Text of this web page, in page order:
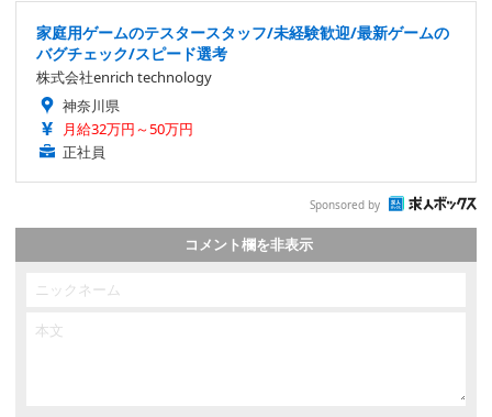
家庭用ゲームのテスタースタッフ/未経験歓迎/最新ゲームの
バグチェック/スピード選考
株式会社enrich technology
神奈川県
月給32万円～50万円
正社員
Sponsored by
コメント欄を非表示